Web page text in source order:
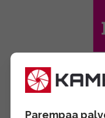
Parempaa